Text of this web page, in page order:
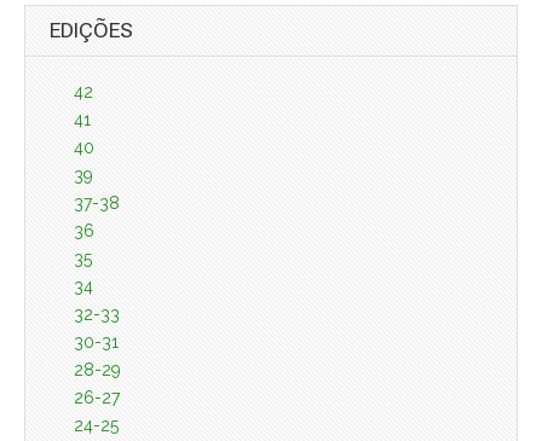
EDIÇÕES
42
41
40
39
37-38
36
35
34
32-33
30-31
28-29
26-27
24-25